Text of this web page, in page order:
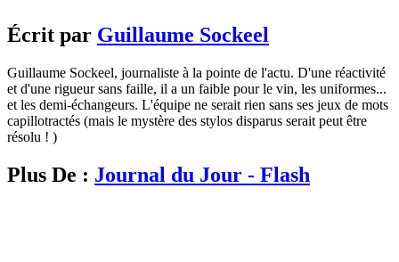
Écrit par Guillaume Sockeel
Guillaume Sockeel, journaliste à la pointe de l'actu. D'une réactivité
et d'une rigueur sans faille, il a un faible pour le vin, les uniformes...
et les demi-échangeurs. L'équipe ne serait rien sans ses jeux de mots
capillotractés (mais le mystère des stylos disparus serait peut être
résolu ! )
Plus De : Journal du Jour - Flash